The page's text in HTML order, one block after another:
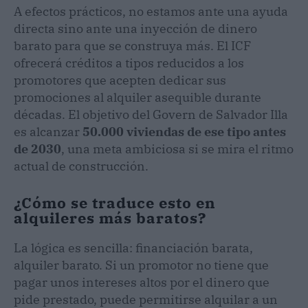
A efectos prácticos, no estamos ante una ayuda
directa sino ante una inyección de dinero
barato para que se construya más. El ICF
ofrecerá créditos a tipos reducidos a los
promotores que acepten dedicar sus
promociones al alquiler asequible durante
décadas. El objetivo del Govern de Salvador Illa
es alcanzar 50.000 viviendas de ese tipo antes
de 2030, una meta ambiciosa si se mira el ritmo
actual de construcción.
¿Cómo se traduce esto en
alquileres más baratos?
La lógica es sencilla: financiación barata,
alquiler barato. Si un promotor no tiene que
pagar unos intereses altos por el dinero que
pide prestado, puede permitirse alquilar a un